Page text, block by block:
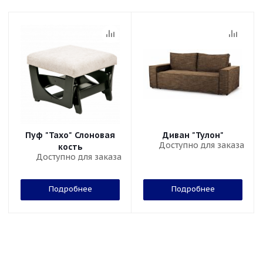
Пуф "Тахо" Слоновая
кость
Доступно для заказа
Подробнее
Диван "Тулон"
Доступно для заказа
Подробнее